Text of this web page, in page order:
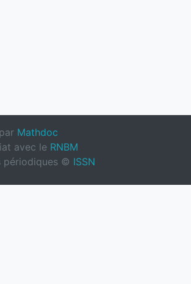
Mathdoc
avec le RNBM
périodiques © ISSN